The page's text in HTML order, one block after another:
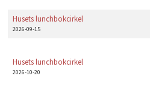
Husets lunchbokcirkel
2026-09-15
Husets lunchbokcirkel
2026-10-20